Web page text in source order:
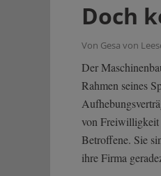
Doch
Von Gesa von
Der
Rahmen seines
von Freiwilligkeit
Betroffene. Sie
ihre Firma